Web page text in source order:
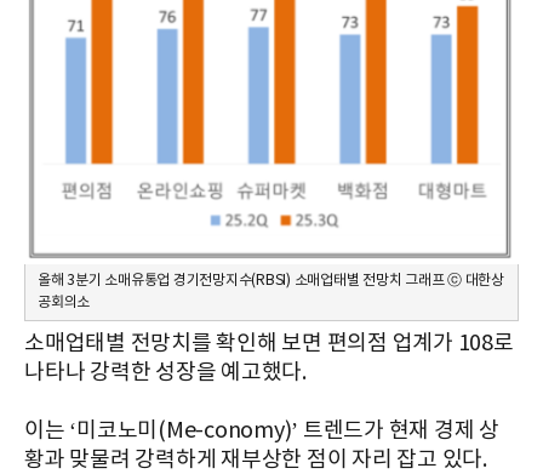
올해 3분기 소매유통업 경기전망지수(RBSI) 소매업태별 전망치 그래프 ⓒ 대한상
공회의소
소매업태별 전망치를 확인해 보면 편의점 업계가 108로
나타나 강력한 성장을 예고했다.
이는 ‘미코노미(Me-conomy)’ 트렌드가 현재 경제 상
황과 맞물려 강력하게 재부상한 점이 자리 잡고 있다.